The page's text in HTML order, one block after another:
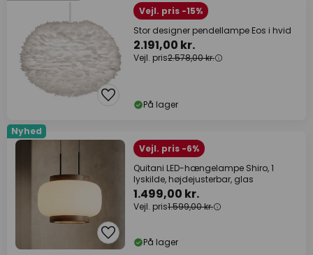
Vejl. pris -15%
Stor designer pendellampe Eos i hvid
2.191,00 kr.
Vejl. pris2.578,00 kr.
På lager
Nyhed
Vejl. pris -6%
Quitani LED-hængelampe Shiro, 1
lyskilde, højdejusterbar, glas
1.499,00 kr.
Vejl. pris1.599,00 kr.
På lager